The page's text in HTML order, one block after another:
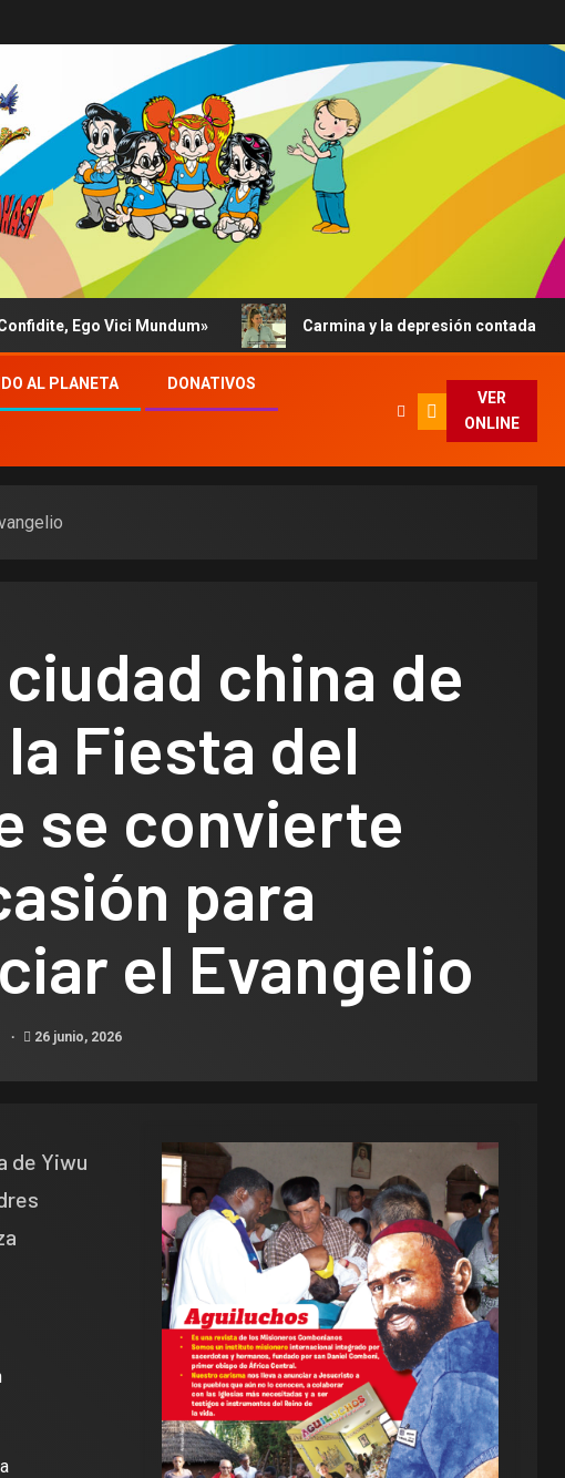
Ego Vici Mundum» Carmina y la depresión contada al Papa: su
AL PLANETA DONATIVOS
VER
ONLINE
ciudad china de
Fiesta del
se convierte
para
el Evangelio
26 junio, 2026
de Yiwu